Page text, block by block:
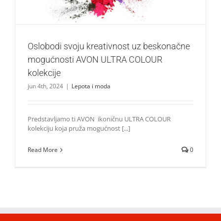
Oslobodi svoju kreativnost uz beskonačne
mogućnosti AVON ULTRA COLOUR
kolekcije
jun 4th, 2024 | Lepota i moda
Predstavljamo ti AVON ikoničnu ULTRA COLOUR
kolekciju koja pruža mogućnost [...]
Read More 0